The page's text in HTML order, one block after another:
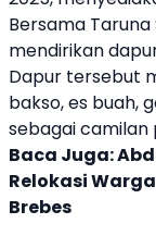
Bersama
mendirikan
Dapur tersebut
bakso, es buah,
sebagai camilan
Baca Juga:
Relokasi
Brebes